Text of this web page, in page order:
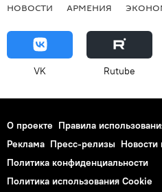
НОВОСТИ АРМЕНИЯ
VK Rutube
О проекте Правила
Реклама Пресс-релизы Новости
Политика конфиденциальности
Политика использования Cookie